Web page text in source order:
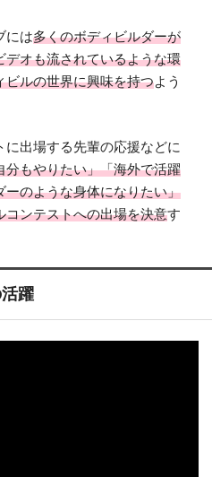
には多くのボディビルダーが
デオも流されているような環
ビルの世界に興味を持つよう
出場する先輩の応援などに
分もやりたい」「海外で活躍
のような身体になりたい」
コンテストへの出場を決意す
躍